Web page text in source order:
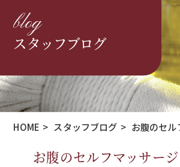
blog
スタッフブログ
HOME > スタッフブログ > お腹のセ
お腹のセルフマッサー